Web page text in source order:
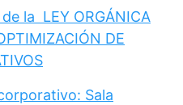
la LEY ORGÁNICA
DE
Sala